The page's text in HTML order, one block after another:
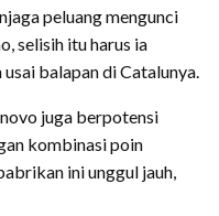
peluang mengunci
selisih itu harus ia
balapan di Catalunya.
juga berpotensi
kombinasi poin
ini unggul jauh,